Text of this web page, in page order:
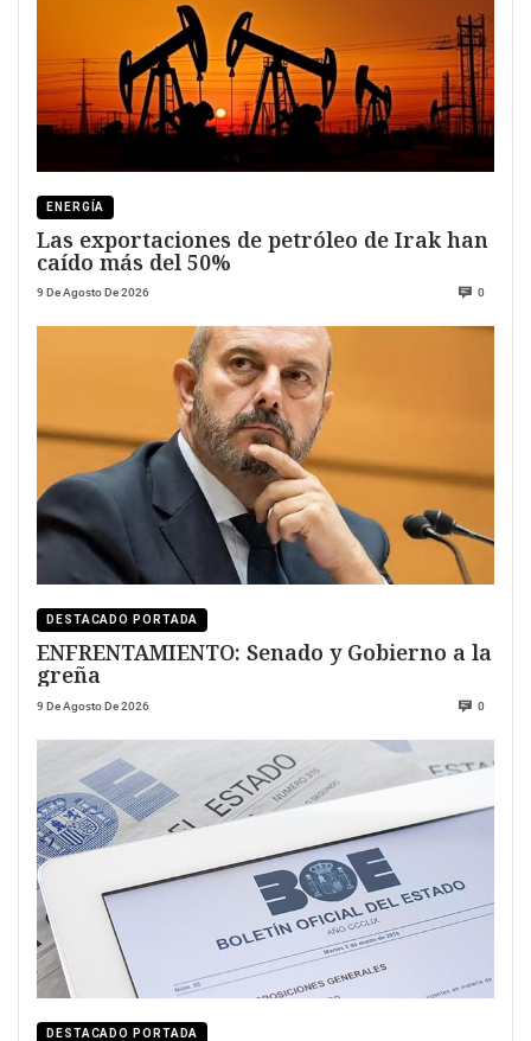
ENERGÍA
Las exportaciones de petróleo de Irak han
caído más del 50%
9 De Agosto De 2026 0
DESTACADO PORTADA
ENFRENTAMIENTO: Senado y Gobierno a la
greña
9 De Agosto De 2026 0
DESTACADO PORTADA